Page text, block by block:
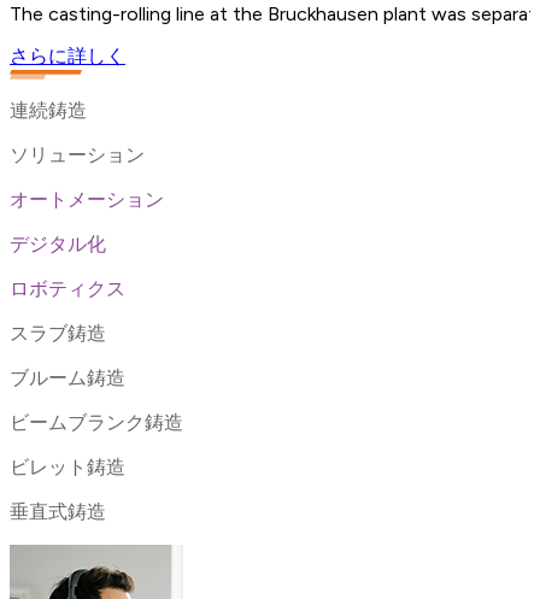
The casting-rolling line at the Bruckhausen plant was
さらに詳しく
連続鋳造
ソリューション
オートメーション
デジタル化
ロボティクス
スラブ鋳造
ブルーム鋳造
ビームブランク鋳造
ビレット鋳造
垂直式鋳造